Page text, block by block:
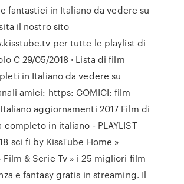
fantastici in Italiano da vedere su
il nostro sito
per tutte le playlist di
C 29/05/2018 · Lista di film
in Italiano da vedere su
amici: https: COMICI: film
aggiornamenti 2017 Film di
completo in italiano - PLAYLIST
sci fi by KissTube Home »
Film & Serie Tv » i 25 migliori film
e fantasy gratis in streaming. Il